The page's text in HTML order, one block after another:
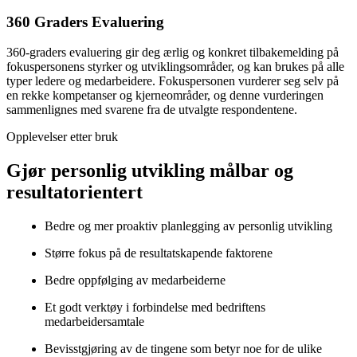
360 Graders Evaluering
360-graders evaluering gir deg ærlig og konkret tilbakemelding på
fokuspersonens styrker og utviklingsområder, og kan brukes på alle
typer ledere og medarbeidere. Fokuspersonen vurderer seg selv på
en rekke kompetanser og kjerneområder, og denne vurderingen
sammenlignes med svarene fra de utvalgte respondentene.
Opplevelser etter bruk
Gjør personlig utvikling målbar og
resultatorientert
Bedre og mer proaktiv planlegging av personlig utvikling
Større fokus på de resultatskapende faktorene
Bedre oppfølging av medarbeiderne
Et godt verktøy i forbindelse med bedriftens
medarbeidersamtale
Bevisstgjøring av de tingene som betyr noe for de ulike